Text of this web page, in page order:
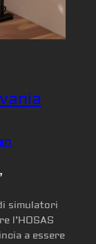
simulatori
l’HOSAS
a essere